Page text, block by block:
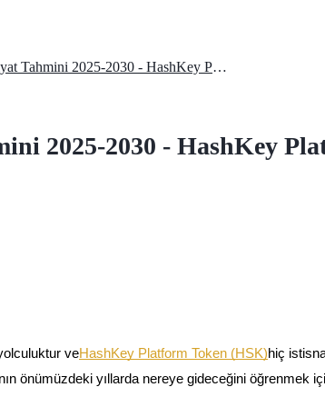
işlemler
HSK Fiyat Tahmini 2025-2030 - HashKey Platform Token Tahmini
2025-2030 - HashKey
veHashKey Platform Token (HSK)hiç
önümüzdeki yıllarda nereye gideceğini öğrenmek